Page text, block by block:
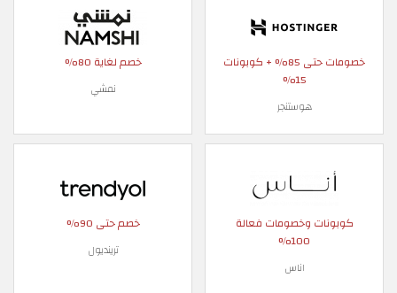
خصومات حتى 85% + كوبونات
15%
هوستنجر
خصم لغاية 80%
نمشي
كوبونات وخصومات فعالة
100%
اناس
خصم حتى 90%
ترينديول